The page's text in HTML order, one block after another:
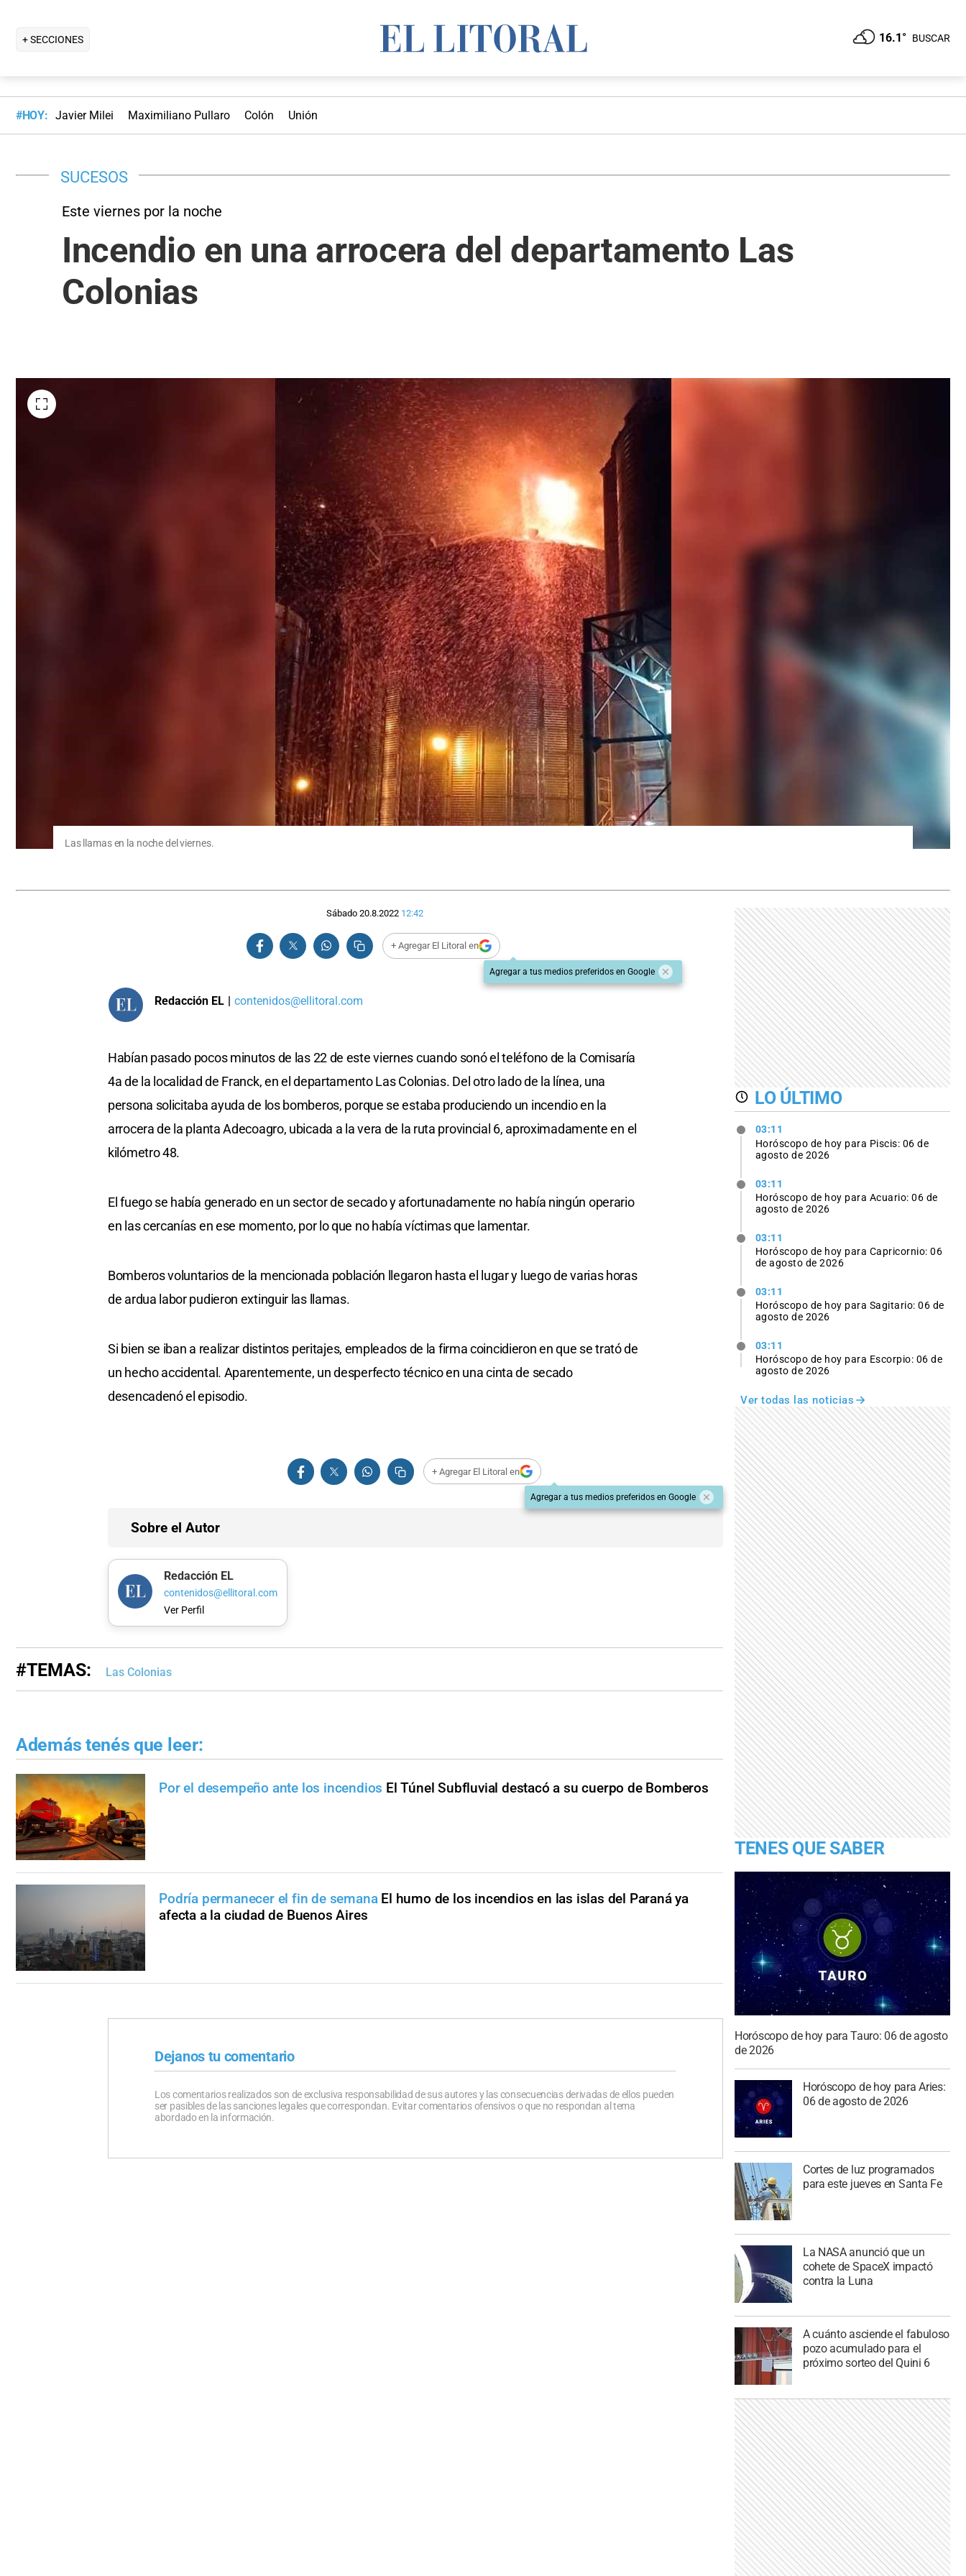
+ SECCIONES 16.1° BUSCAR
#HOY: Javier Milei Maximiliano Pullaro Colón Unión
SUCESOS
Este viernes por la noche
Incendio en una arrocera del departamento Las
Colonias
Las llamas en la noche del viernes.
Sábado 20.8.2022 12:42
+ Agregar El Litoral en
Agregar a tus medios preferidos en Google
Redacción EL | contenidos@ellitoral.com
Habían pasado pocos minutos de las 22 de este viernes cuando sonó el teléfono de la Comisaría
4a de la localidad de Franck, en el departamento Las Colonias. Del otro lado de la línea, una
persona solicitaba ayuda de los bomberos, porque se estaba produciendo un incendio en la
arrocera de la planta Adecoagro, ubicada a la vera de la ruta provincial 6, aproximadamente en el
kilómetro 48.
El fuego se había generado en un sector de secado y afortunadamente no había ningún operario
en las cercanías en ese momento, por lo que no había víctimas que lamentar.
Bomberos voluntarios de la mencionada población llegaron hasta el lugar y luego de varias horas
de ardua labor pudieron extinguir las llamas.
Si bien se iban a realizar distintos peritajes, empleados de la firma coincidieron en que se trató de
un hecho accidental. Aparentemente, un desperfecto técnico en una cinta de secado
desencadenó el episodio.
+ Agregar El Litoral en
Agregar a tus medios preferidos en Google
Sobre el Autor
Redacción EL
contenidos@ellitoral.com
Ver Perfil
#TEMAS: Las Colonias
Además tenés que leer:
Por el desempeño ante los incendios El Túnel Subfluvial destacó a su cuerpo de Bomberos
Podría permanecer el fin de semana El humo de los incendios en las islas del Paraná ya
afecta a la ciudad de Buenos Aires
Dejanos tu comentario
Los comentarios realizados son de exclusiva responsabilidad de sus autores y las consecuencias derivadas de ellos pueden
ser pasibles de las sanciones legales que correspondan. Evitar comentarios ofensivos o que no respondan al tema
abordado en la información.
LO ÚLTIMO
03:11
Horóscopo de hoy para Piscis: 06 de
agosto de 2026
03:11
Horóscopo de hoy para Acuario: 06 de
agosto de 2026
03:11
Horóscopo de hoy para Capricornio: 06
de agosto de 2026
03:11
Horóscopo de hoy para Sagitario: 06 de
agosto de 2026
03:11
Horóscopo de hoy para Escorpio: 06 de
agosto de 2026
Ver todas las noticias
TENES QUE SABER
Horóscopo de hoy para Tauro: 06 de agosto
de 2026
Horóscopo de hoy para Aries:
06 de agosto de 2026
Cortes de luz programados
para este jueves en Santa Fe
La NASA anunció que un
cohete de SpaceX impactó
contra la Luna
A cuánto asciende el fabuloso
pozo acumulado para el
próximo sorteo del Quini 6